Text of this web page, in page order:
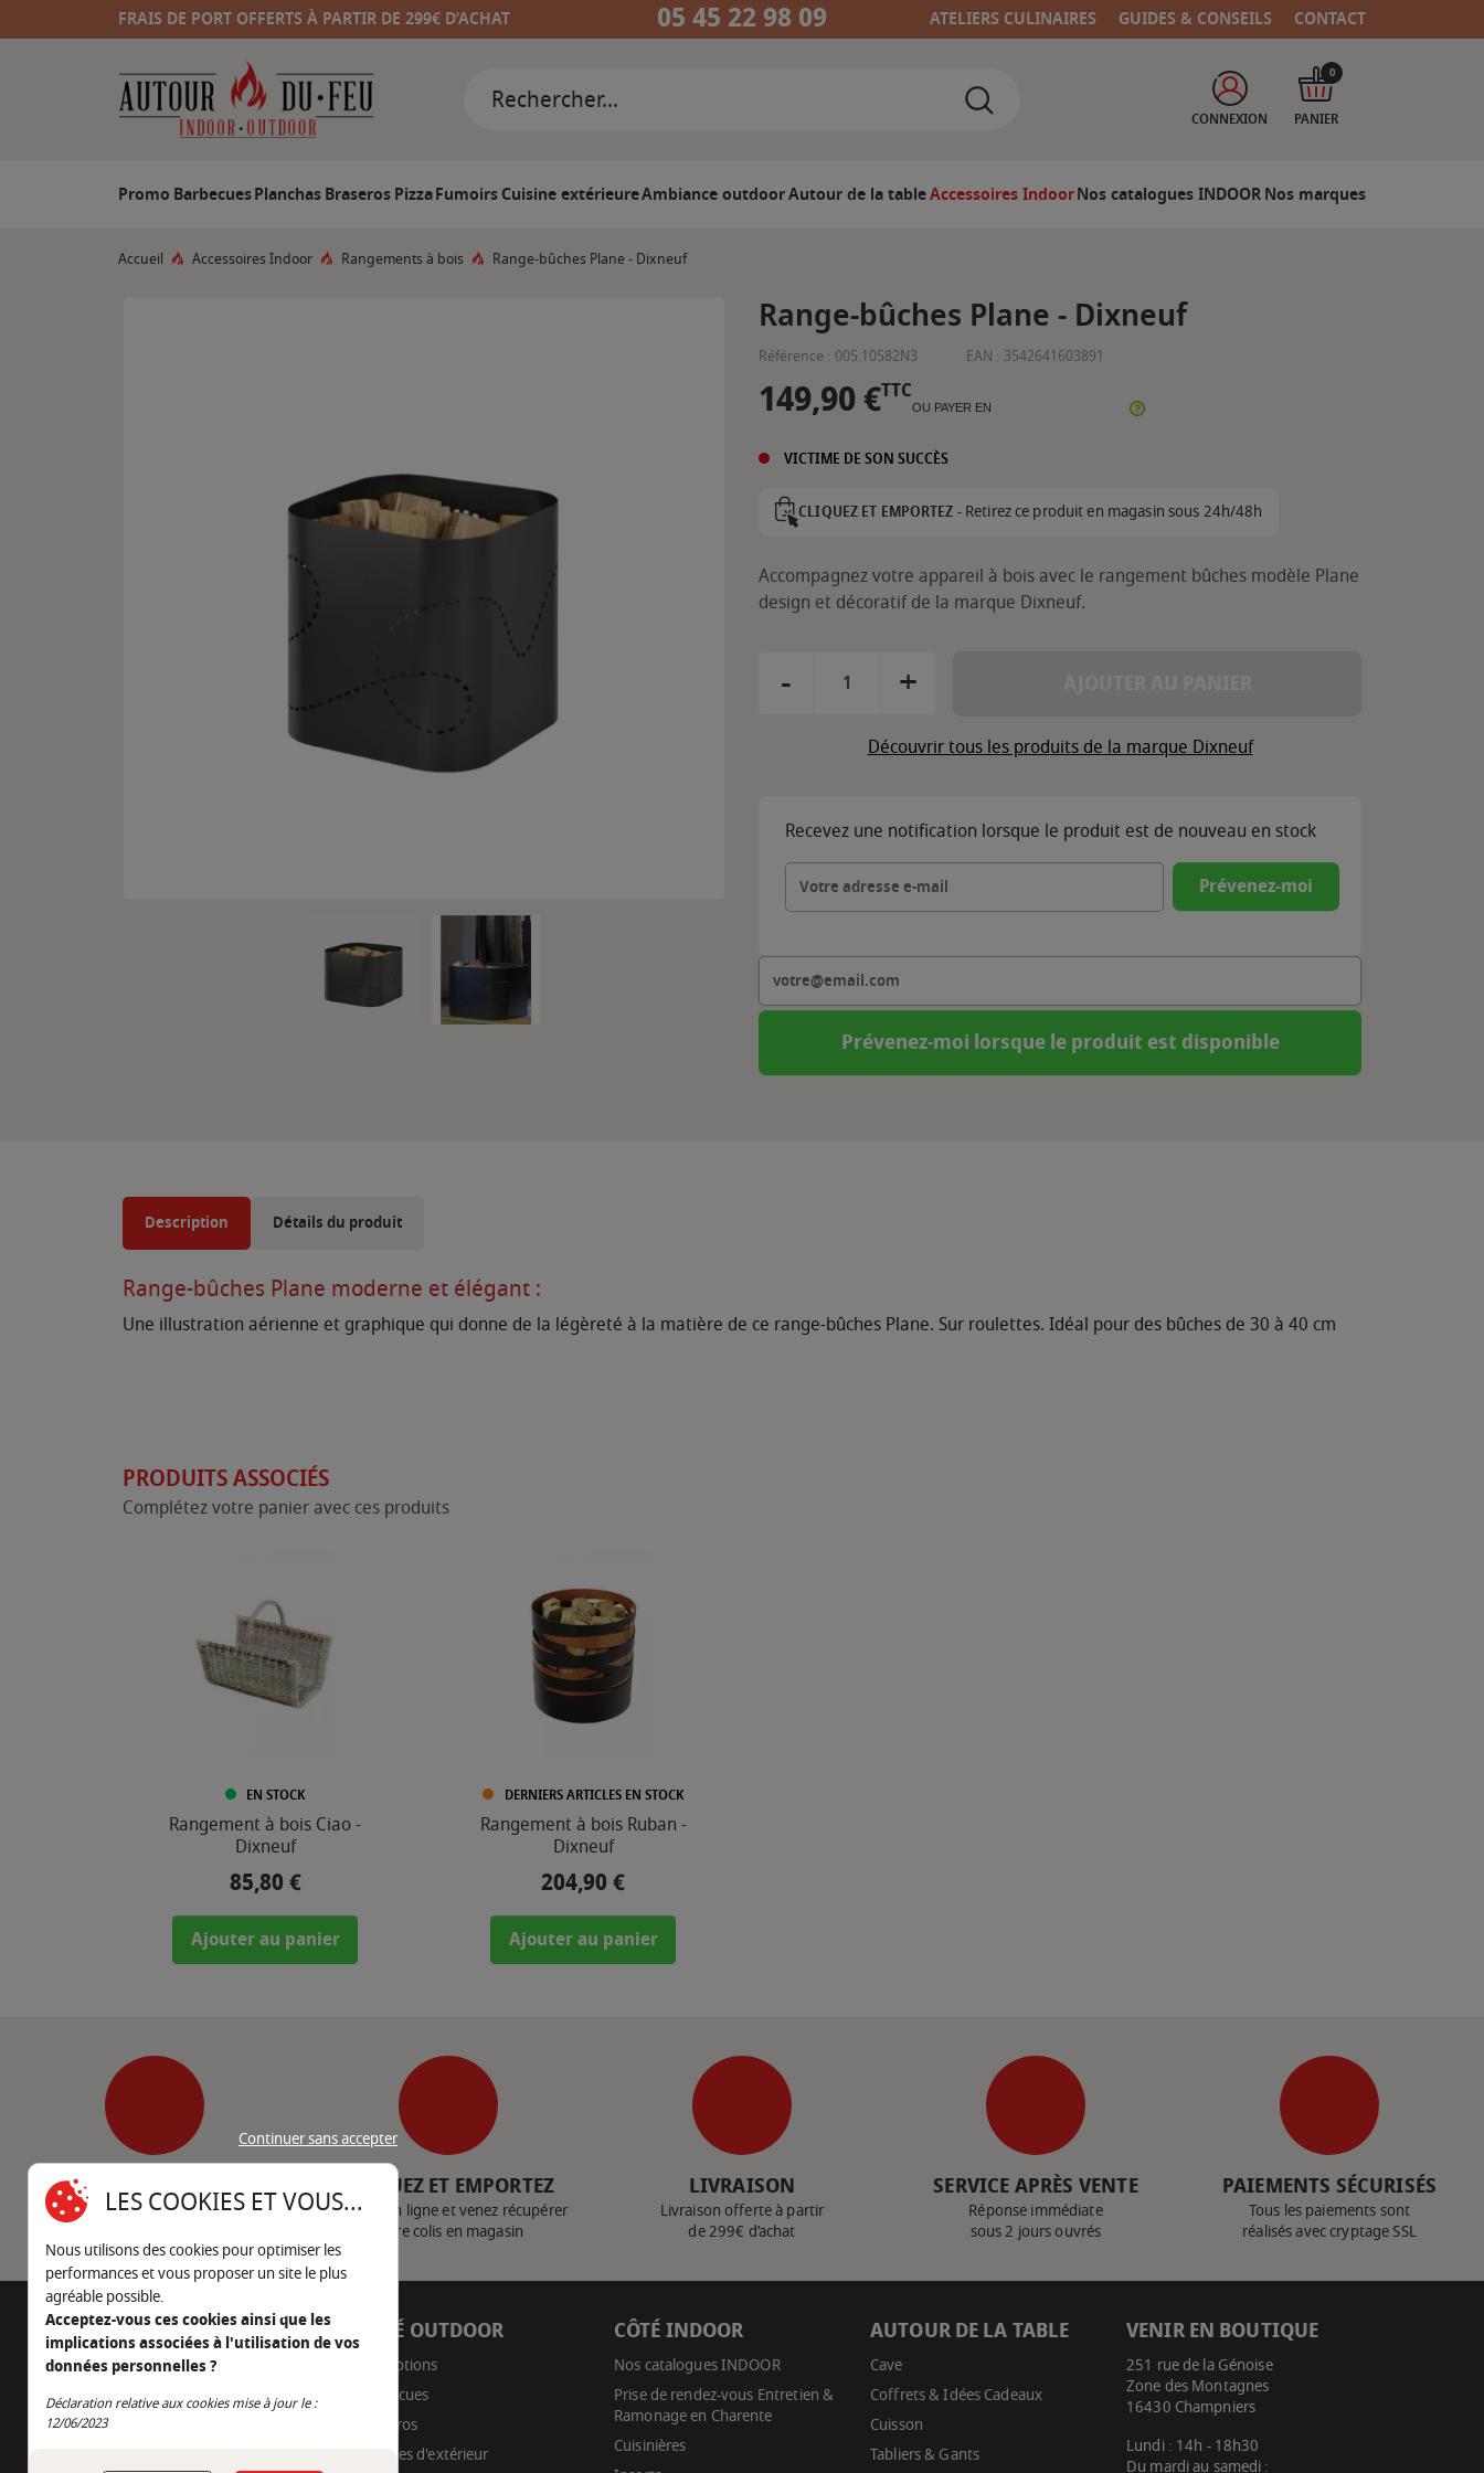
FRAIS DE PORT OFFERTS À PARTIR DE 299€ D’ACHAT 05 45 22 98 09 ATELIERS CULINAIRES GUIDES & CONSEILS CONTACT
CONNEXION PANIER
0
Promo BarbecuesPlanchasBraserosPizzaFumoirsCuisine extérieureAmbiance outdoorAutour de la tableAccessoires IndoorNos catalogues INDOORNos marques
Accueil Accessoires Indoor Rangements à bois Range-bûches Plane - Dixneuf
Range-bûches Plane - Dixneuf
Référence : 005.10582N3 EAN : 3542641603891
149,90 €TTC
OU PAYER EN
VICTIME DE SON SUCCÈS
CLIQUEZ ET EMPORTEZ -Retirez ce produit en magasin sous 24h/48h
Accompagnez votre appareil à bois avec le rangement bûches modèle Plane
design et décoratif de la marque Dixneuf.
- +
Découvrir tous les produits de la marque Dixneuf
Recevez une notification lorsque le produit est de nouveau en stock
Prévenez-moi
Prévenez-moi lorsque le produit est disponible
Description Détails du produit
Range-bûches Plane moderne et élégant :
Une illustration aérienne et graphique qui donne de la légèreté à la matière de ce range-bûches Plane. Sur roulettes. Idéal pour des bûches de 30 à 40 cm
PRODUITS ASSOCIÉS
Complétez votre panier avec ces produits
EN STOCK
Rangement à bois Ciao -
Dixneuf
Prix
85,80 €
Ajouter au panier
DERNIERS ARTICLES EN STOCK
Rangement à bois Ruban -
Dixneuf
Prix
204,90 €
Ajouter au panier
SERVICE CLIENT
Nous contacter
CLIQUEZ ET EMPORTEZ
Achetez en ligne et venez récupérer
votre colis en magasin
LIVRAISON
Livraison offerte à partir
de 299€ d’achat
SERVICE APRÈS VENTE
Réponse immédiate
sous 2 jours ouvrés
PAIEMENTS SÉCURISÉS
Tous les paiements sont
réalisés avec cryptage SSL
AUTOUR DU FEU
05 45 22 98 09
Nous envoyer un e-mail
CÔTÉ OUTDOOR
Promotions
Barbecues
Braseros
Cuisines d'extérieur
CÔTÉ INDOOR
Nos catalogues INDOOR
Prise de rendez-vous Entretien &
Ramonage en Charente
Cuisinières
AUTOUR DE LA TABLE
Cave
Coffrets & Idées Cadeaux
Cuisson
Tabliers & Gants
VENIR EN BOUTIQUE
251 rue de la Génoise
Zone des Montagnes
16430 Champniers
Lundi : 14h - 18h30
Du mardi au samedi :
Continuer sans accepter
LES COOKIES ET VOUS...
Nous utilisons des cookies pour optimiser les
performances et vous proposer un site le plus
agréable possible.
Acceptez-vous ces cookies ainsi que les
implications associées à l'utilisation de vos
données personnelles ?
Déclaration relative aux cookies mise à jour le :
12/06/2023